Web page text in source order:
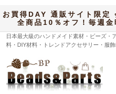
お買得DAY 通販サイト限定
全商品10％オフ！毎週
日本最大級のハンドメイド素材・ビーズ・
料・DIY材料・トレンドアクセサリー・服